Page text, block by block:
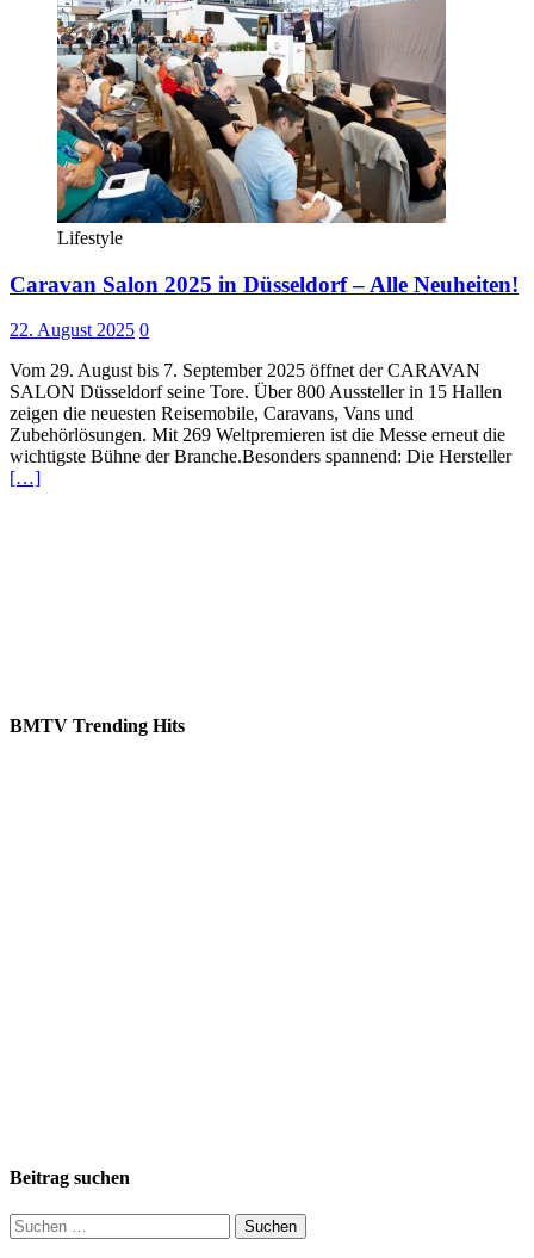
Lifestyle
Caravan Salon 2025 in Düsseldorf – Alle Neuheiten!
22. August 2025 0
Vom 29. August bis 7. September 2025 öffnet der CARAVAN
SALON Düsseldorf seine Tore. Über 800 Aussteller in 15 Hallen
zeigen die neuesten Reisemobile, Caravans, Vans und
Zubehörlösungen. Mit 269 Weltpremieren ist die Messe erneut die
wichtigste Bühne der Branche.Besonders spannend: Die Hersteller
[…]
BMTV Trending Hits
Beitrag suchen
Suchen
nach: